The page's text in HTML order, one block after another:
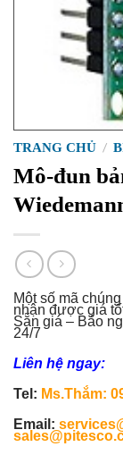
TRANG CHỦ /
Mô-đun
Một số mã
nhận được giá
Sẵn giá – Báo
24/7
Liên hệ ngay:
Tel: Ms.Thắm:
Email: